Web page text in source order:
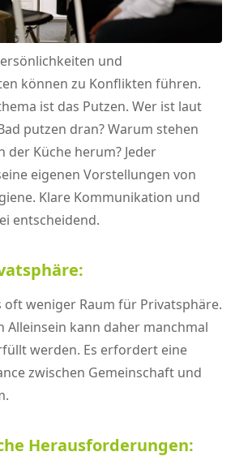
und
können zu Konflikten führen.
ist das Putzen. Wer ist laut
putzen dran? Warum stehen
der Küche herum? Jeder
eigenen Vorstellungen von
Klare Kommunikation und
entscheidend.
oft weniger Raum für Privatsphäre.
Alleinsein kann daher manchmal
werden. Es erfordert eine
zwischen Gemeinschaft und
Herausforderungen: